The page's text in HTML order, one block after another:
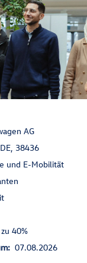
AG
38436
und E-Mobilität
zu 40%
07.08.2026